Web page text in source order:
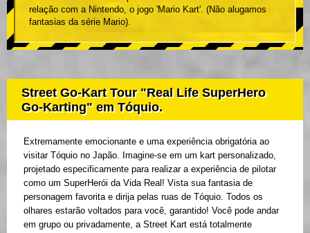
relação com a Nintendo, o jogo 'Mario Kart'. (Não alugamos
fantasias da série Mario).
Street Go-Kart Tour "Real Life SuperHero
Go-Karting" em Tóquio.
Extremamente emocionante e uma experiência obrigatória ao
visitar Tóquio no Japão. Imagine-se em um kart personalizado,
projetado especificamente para realizar a experiência de pilotar
como um SuperHerói da Vida Real! Vista sua fantasia de
personagem favorita e dirija pelas ruas de Tóquio. Todos os
olhares estarão voltados para você, garantido! Você pode andar
em grupo ou privadamente, a Street Kart está totalmente